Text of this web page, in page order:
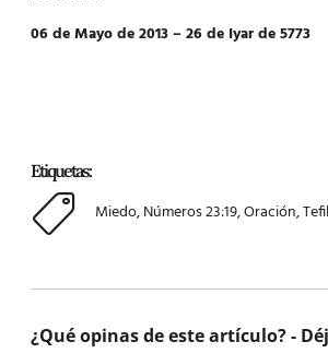
06 de Mayo de 2013 – 26 de Iyar de 5773
Etiquetas:
Miedo,Números 23:19,Oración,
¿Qué opinas de este artículo? -